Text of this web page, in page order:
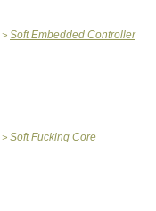
> Soft Embedded Controller
> Soft Fucking Core